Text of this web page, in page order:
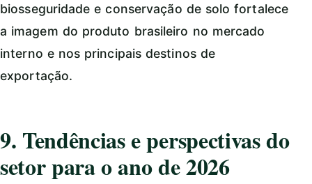
biosseguridade e conservação de solo fortalece
a imagem do produto brasileiro no mercado
interno e nos principais destinos de
exportação.
9. Tendências e perspectivas do
setor para o ano de 2026